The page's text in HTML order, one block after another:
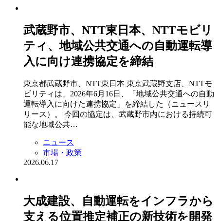
武蔵野市、NTT東日本、NTTモビリ
ティ、地域公共交通への自動運転導
入に向け連携協定を締結
東京都武蔵野市、NTT東日本 東京武蔵野支店、NTTモ
ビリティは、2026年6月16日、「地域公共交通への自動
運転導入に向けた連携協定」を締結した（ニュースリ
リース）。 今回の協定は、武蔵野市内における持続可
能な地域公共…
ニュース
市場・政策
2026.06.17
大成建設、自動運転をインフラから
支える位置推定補正の新技術を開発